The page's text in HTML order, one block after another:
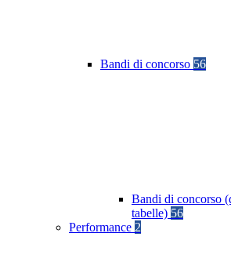
Bandi di concorso 56
Bandi di concorso
tabelle) 56
Performance 2